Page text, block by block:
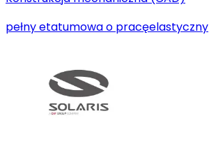
pełny etatumowa o pracęelastyczny